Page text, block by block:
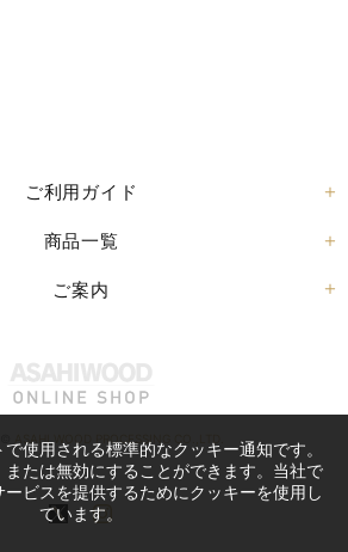
ご利用ガイド
商品一覧
ご案内
ASAHI WOOD PROCESSING CO.,LTD.
使用される標準的なクッキー通知です。
たは無効にすることができます。当社で
ビスを提供するためにクッキーを使用し
ています。